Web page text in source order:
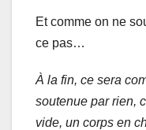
Et comme on ne
ce pas…
À la fin, ce sera
soutenue par rien,
vide, un corps en